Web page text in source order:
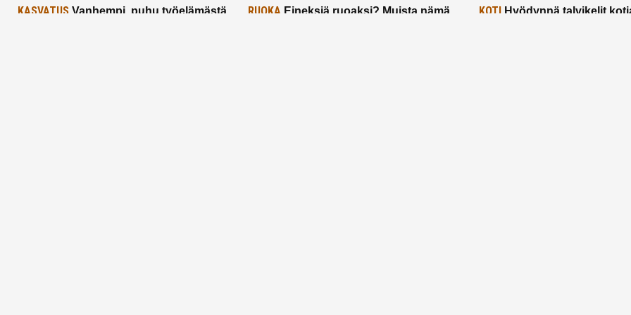
KASVATUS Vanhempi, puhu työelämästä
RUOKA Eineksiä ruoaksi? Muista nämä
KOTIHyödynnä talvikelit